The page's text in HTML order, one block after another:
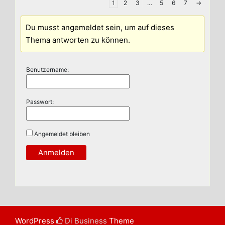
1 2 3 … 5 6 7 →
Du musst angemeldet sein, um auf dieses
Thema antworten zu können.
Benutzername:
Passwort:
Angemeldet bleiben
Anmelden
WordPress Di Business Theme